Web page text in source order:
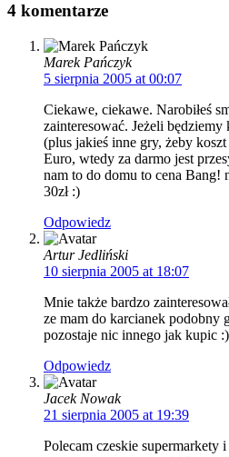
4 komentarze
Marek Pańczyk
5 sierpnia 2005 at 00:07
Ciekawe, ciekawe. Narobiłeś
zainteresować. Jeżeli
(plus jakieś inne gry, żeby
Euro, wtedy za darmo jest
nam to do domu to cena
30zł :)
Odpowiedz
Artur Jedliński
10 sierpnia 2005 at 18:07
Mnie także bardzo
ze mam do karcianek podobny
pozostaje nic innego jak kupic :)
Odpowiedz
Jacek Nowak
21 sierpnia 2005 at 19:39
Polecam czeskie supermarkety